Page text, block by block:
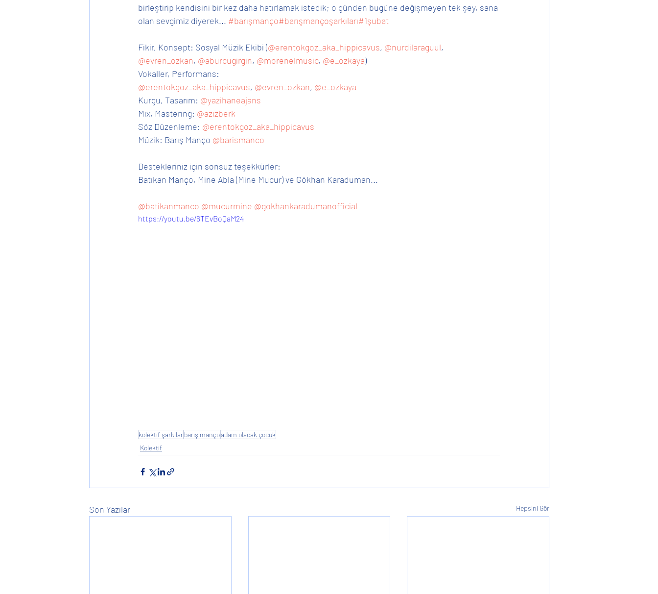
İş'te Mutlubirleştirip kendisini bir kez daha hatırlamak istedik; o günden bugüne değişmeyen tek şey, sana
olan sevgimiz diyerek... #barışmanço#barışmançoşarkıları#1şubat
Fikir, Konsept: Sosyal Müzik Ekibi (@erentokgoz_aka_hippicavus, @nurdilaraguul,
@evren_ozkan, @aburcugirgin, @morenelmusic, @e_ozkaya)
Vokaller, Performans:
@erentokgoz_aka_hippicavus, @evren_ozkan, @e_ozkaya
Kurgu, Tasarım: @yazihaneajans
Mix, Mastering: @azizberk
Söz Düzenleme: @erentokgoz_aka_hippicavus
Müzik: Barış Manço @barismanco
Destekleriniz için sonsuz teşekkürler:
Batıkan Manço, Mine Abla (Mine Mucur) ve Gökhan Karaduman...
@batikanmanco @mucurmine @gokhankaradumanofficial
https://youtu.be/6TEvBoQaM24
kolektif şarkılarbarış mançoadam olacak çocuk
Kolektif
Son Yazılar Hepsini Gör